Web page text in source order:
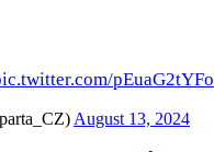
pEuaG2tYFo
August 13, 2024